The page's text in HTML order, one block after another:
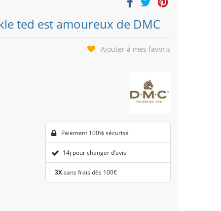
ted est amoureux de DMC
Ajouter à mes favoris
Paiement 100% sécurisé
14j pour changer d’avis
3Xsans frais dès 100€